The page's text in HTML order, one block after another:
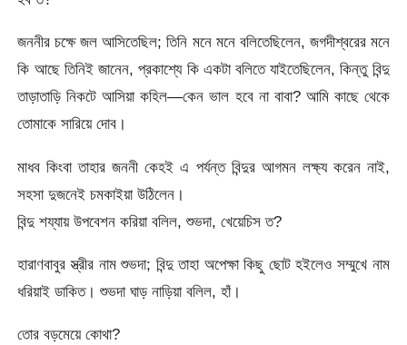
জননীর চক্ষে জল আসিতেছিল; তিনি মনে মনে বলিতেছিলেন, জগদীশ্বরের মনে
কি আছে তিনিই জানেন, প্রকাশ্যে কি একটা বলিতে যাইতেছিলেন, কিন্তু বিন্দু
তাড়াতাড়ি নিকটে আসিয়া কহিল—কেন ভাল হবে না বাবা? আমি কাছে থেকে
তোমাকে সারিয়ে দোব।
মাধব কিংবা তাহার জননী কেহই এ পর্যন্ত বিন্দুর আগমন লক্ষ্য করেন নাই,
সহসা দুজনেই চমকাইয়া উঠিলেন।
বিন্দু শয্যায় উপবেশন করিয়া বলিল, শুভদা, খেয়েচিস ত?
হারাণবাবুর স্ত্রীর নাম শুভদা; বিন্দু তাহা অপেক্ষা কিছু ছোট হইলেও সম্মুখে নাম
ধরিয়াই ডাকিত। শুভদা ঘাড় নাড়িয়া বলিল, হাঁ।
তোর বড়মেয়ে কোথা?